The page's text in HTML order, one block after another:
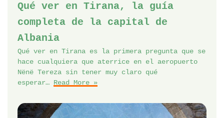
Qué ver en Tirana, la guía
completa de la capital de
Albania
Qué ver en Tirana es la primera pregunta que se
hace cualquiera que aterrice en el aeropuerto
Nënë Tereza sin tener muy claro qué
esperar… Read More »